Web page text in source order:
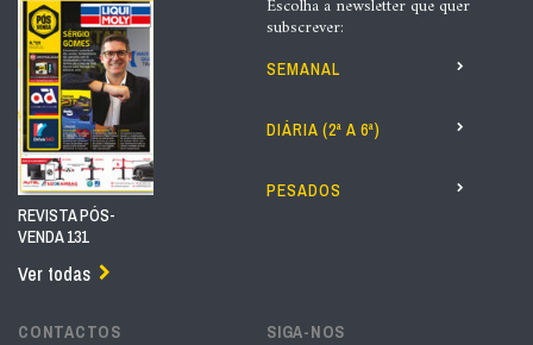
REVISTA PÓS-
VENDA 131
Ver todas
Escolha a newsletter que quer
subscrever:
SEMANAL
DIÁRIA (2ª A 6ª)
PESADOS
CONTACTOS SIGA-NOS